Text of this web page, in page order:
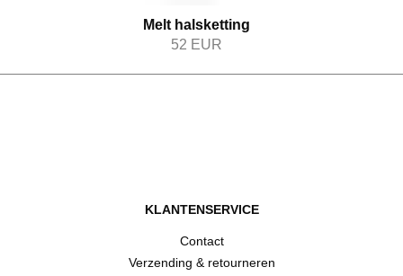
Melt halsketting
52 EUR
KLANTENSERVICE
Contact
Verzending & retourneren